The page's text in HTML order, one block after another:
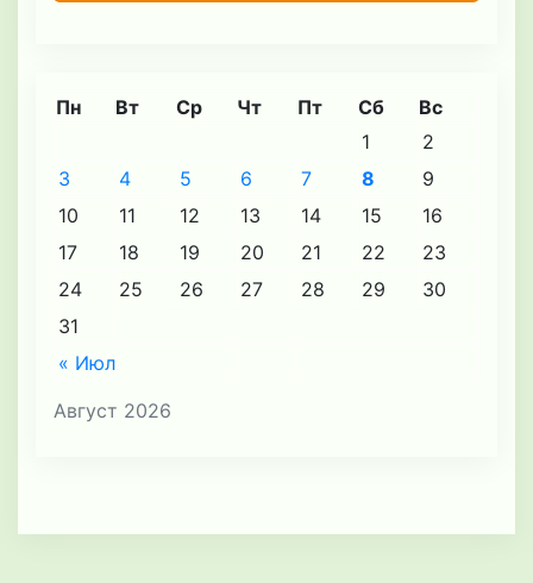
Август 2026
Пн Вт Ср Чт Пт Сб Вс
« Июл
1
2
3
4 5 6 7 8
9
10
11 12 13 14 15
16
17
18 19 20 21 22
23
24
25 26 27 28 29
30
31